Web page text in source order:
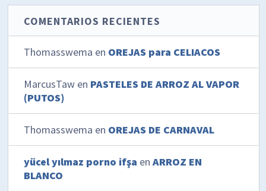
COMENTARIOS RECIENTES
Thomasswema en OREJAS para CELIACOS
MarcusTaw en PASTELES DE ARROZ AL VAPOR
(PUTOS)
Thomasswema en OREJAS DE CARNAVAL
yücel yılmaz porno ifşa enARROZ EN
BLANCO